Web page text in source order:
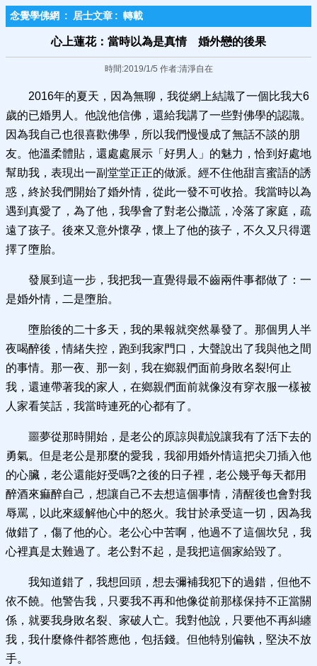
念覺學佛網 : 居士文章 : 轉載
心上蓮花：當時以為是真情 婚外戀的後果
時間:2019/1/5 作者:清淨自在
2016年的夏天，因為無聊，我從網上結識了一個比我大6
歲的已婚男人。他說他信佛，還給我講了一些對佛學的認識。
因為我自己也很喜歡佛學，所以我們慢慢成了無話不談的朋
友。他溫柔體貼，還處處展示「好男人」的魅力，恰到好處地
幫助我，表現出一副堂堂正正的做派。經不住他甜言蜜語的誘
惑，終於我們開始了婚外情，從此一發不可收拾。我當時以為
遇到真愛了，為了他，我學會了對老公撒謊，冷落了家庭，疏
遠了孩子。後來又意外懷孕，懷上了他的孩子，不久又只得選
擇了墮胎。
發展到這一步，我把我一直覺得最不齒兩件事都做了：一
是婚外情，二是墮胎。
墮胎後的二十多天，我的果報就突然暴發了。那個男人半
夜喝醉後，情緒失控，跑到我家門口，大聲說出了我與他之間
的事情。那一夜、那一刻，我在鄉親們面前身敗名裂!何止
我，還連帶著我的家人，在鄉親們面前就像沒有穿衣服一樣被
人家看笑話，我當時連死的心都有了。
噩夢從那時開始，是老公的原諒與勸說讓我有了活下去的
勇氣。但是老公是那麼的愛我，我卻用婚外情這把尖刀插入他
的心臟，老公還能好受嗎?之後的日子裡，老公幾乎每天都用
醉酒來痲醉自己，想讓自己不去想這個事情，清醒後也會對我
辱罵，以此來緩解他心中的怒火。我甘於承受這一切，因為我
做錯了，傷了他的心。老公心中苦啊，他過不了這個坎兒，我
心裡真是太難過了。老公對不起，是我把這個家給毀了。
我知道錯了，我想回頭，想去彌補我犯下的過錯，但他不
依不饒。他警告我，只要我不再和他像從前那樣保持不正當關
係，就要我身敗名裂、家破人亡。我對他說，只要他不再糾纏
我，我什麼條件都答應他，包括錢。但他特別偏執，堅決不放
手。